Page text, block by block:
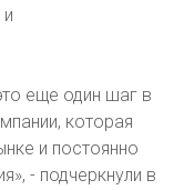
еще один шаг в
которая
и постоянно
- подчеркнули в